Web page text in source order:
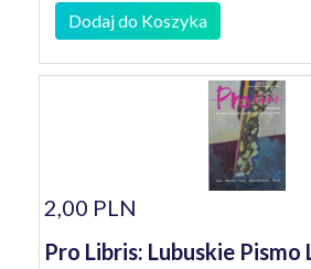
Dodaj do Koszyka
2,00 PLN
Pro Libris: Lubuskie